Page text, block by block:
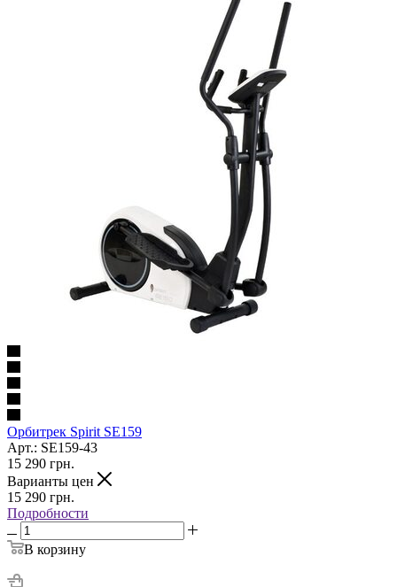
Орбитрек Spirit SE159
Арт.: SE159-43
15 290 грн.
Варианты цен
15 290 грн.
Подробности
В корзину